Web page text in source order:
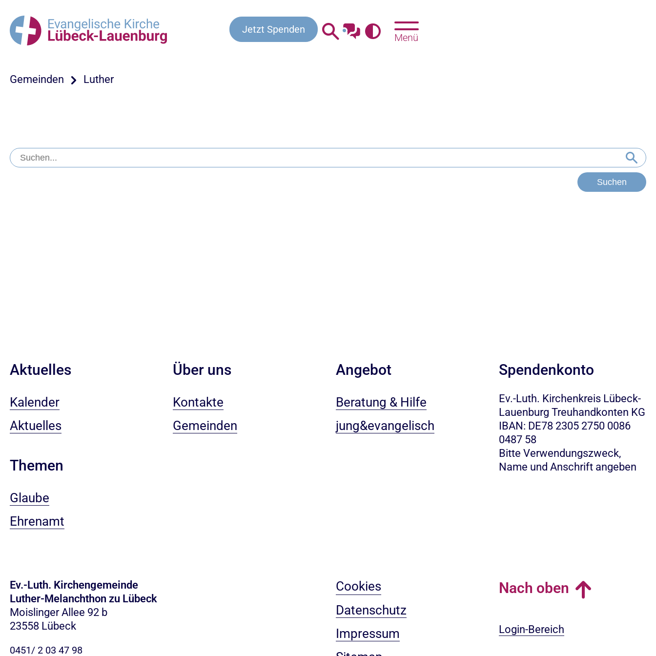
Jetzt Spenden
Menü
Gemeinden Luther
Aktuelles
Kalender
Aktuelles
Themen
Glaube
Ehrenamt
Über uns
Kontakte
Gemeinden
Angebot
Beratung & Hilfe
jung&evangelisch
Spendenkonto
Ev.-Luth. Kirchenkreis Lübeck-
Lauenburg Treuhandkonten KG
IBAN: DE78 2305 2750 0086
0487 58
Bitte Verwendungszweck,
Name und Anschrift angeben
Ev.-Luth. Kirchengemeinde
Luther-Melanchthon zu Lübeck
Moislinger Allee 92 b
23558 Lübeck
0451/ 2 03 47 98
Cookies
Datenschutz
Impressum
Nach oben
Login-Bereich